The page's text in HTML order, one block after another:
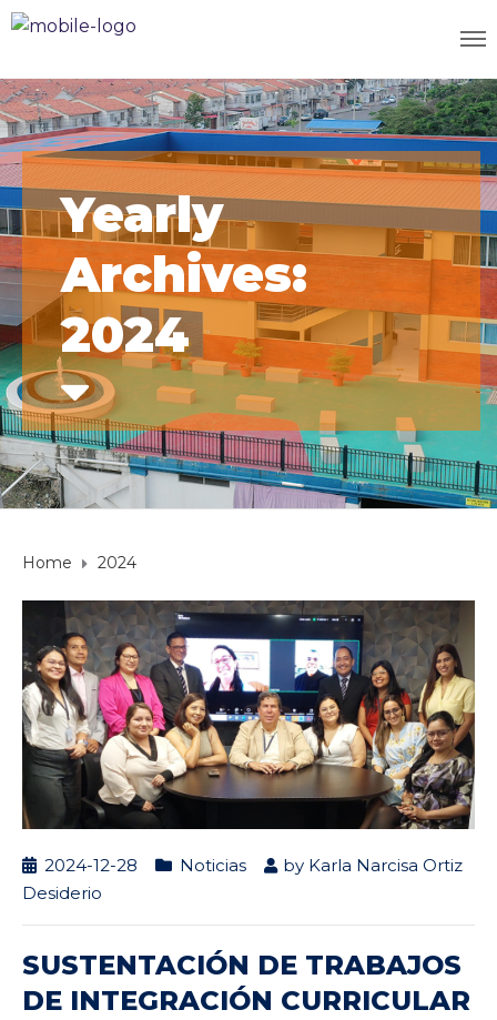
Yearly
Archives:
2024
Home 2024
2024-12-28 Noticias by Karla Narcisa Ortiz
Desiderio
SUSTENTACIÓN DE TRABAJOS
DE INTEGRACIÓN CURRICULAR